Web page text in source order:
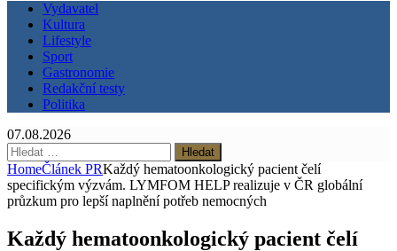
Vydavatel
Kultura
Lifestyle
Sport
Gastronomie
Redakční testy
Politika
07.08.2026
Vyhledávání
HomeČlánek PRKaždý hematoonkologický pacient čelí
specifickým výzvám. LYMFOM HELP realizuje v ČR globální
průzkum pro lepší naplnění potřeb nemocných
Každý hematoonkologický pacient čelí